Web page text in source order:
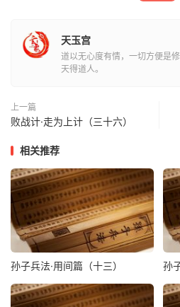
天玉宫
道以无心度有情，一切方便是
天得道人。
上一篇
败战计·走为上计（三十六）
相关推荐
孙子兵法·用间篇（十三） 孙